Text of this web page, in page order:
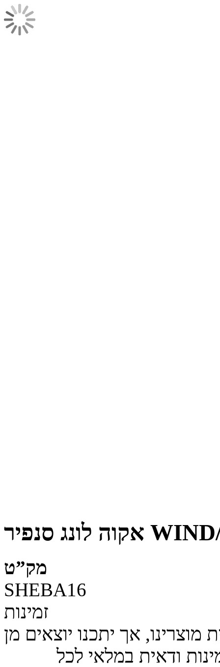
מק”ט
SHEBA16
זמינות
אך יתכנו יוצאים מן
ודאית במלאי לכל